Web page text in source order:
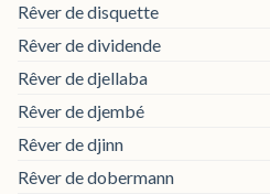
Rêver de disquette
Rêver de dividende
Rêver de djellaba
Rêver de djembé
Rêver de djinn
Rêver de dobermann